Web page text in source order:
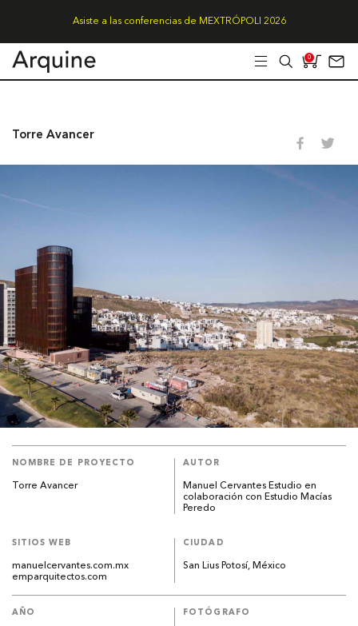
Asiste a las conferencias de MEXTRÓPOLI 2026
0
Torre Avancer
NOMBRE DE PROYECTO
Torre Avancer
AUTOR
Manuel Cervantes Estudio en
colaboración con Estudio Macías
Peredo
SITIOS WEB
manuelcervantes.com.mx
emparquitectos.com
CIUDAD
San Lius Potosí, México
AÑO FOTÓGRAFO